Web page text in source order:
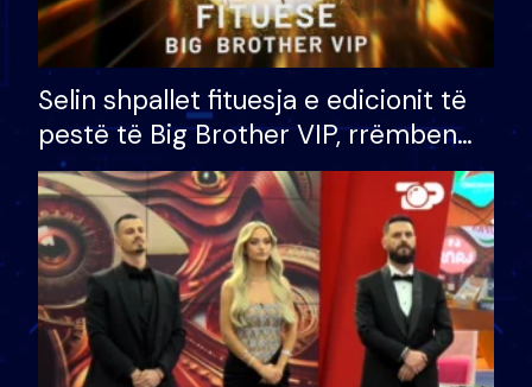
Selin shpallet fituesja e edicionit të
pestë të Big Brother VIP, rrëmben
çmimin e madh prej 100 mijë eurosh